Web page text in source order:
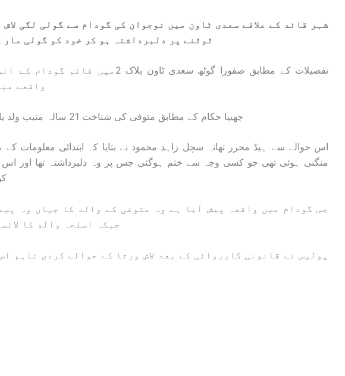
شہر قائد کے علاقے سعدی ٹاون میں نوجوان کی گودام سے گولی لگی
ٹوٹنے پر دلبرداشتہ ہو کر خود کو گولی
تفصیلات کے مطابق صفورا گوٹھ سعدی ٹاون
واقعے
اس حوالے سے ہیڈ محرر تھانہ سچل زاہد محمود نے بتایا کہ ابتدائی معلومات
منگنی ہوئی تھی جو کسی وجہ سے ختم ہوگئی جس پر وہ دلبرداشتہ تھا اور اس نے
جس گودام میں واقعہ پیش آیا ہے وہ متوفی کے والد کا جہاں وہ
پولیس نے قانونی کارروائی کے بعد لاش ورثا کے حوالے کردی تاہم